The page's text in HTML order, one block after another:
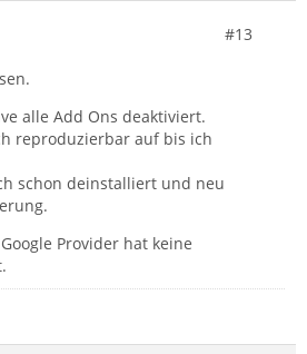
#13
alle Add Ons deaktiviert.
reproduzierbar auf bis ich
schon deinstalliert und neu
Provider hat keine